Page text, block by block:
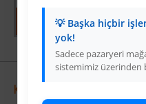
💡 Başka hiçbir
yok!
Sadece pazaryeri
sistemimiz üzerinden
Kurumsal